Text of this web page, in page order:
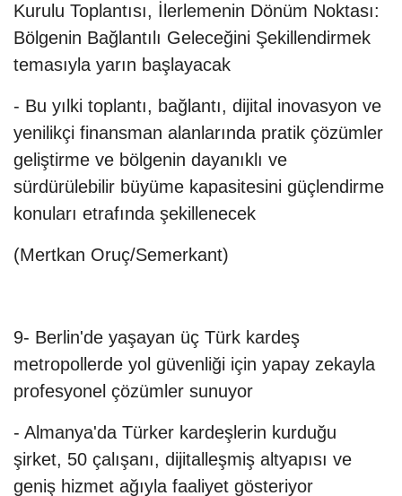
Kurulu Toplantısı, İlerlemenin Dönüm Noktası:
Bölgenin Bağlantılı Geleceğini Şekillendirmek
temasıyla yarın başlayacak
- Bu yılki toplantı, bağlantı, dijital inovasyon ve
yenilikçi finansman alanlarında pratik çözümler
geliştirme ve bölgenin dayanıklı ve
sürdürülebilir büyüme kapasitesini güçlendirme
konuları etrafında şekillenecek
(Mertkan Oruç/Semerkant)
9- Berlin'de yaşayan üç Türk kardeş
metropollerde yol güvenliği için yapay zekayla
profesyonel çözümler sunuyor
- Almanya'da Türker kardeşlerin kurduğu
şirket, 50 çalışanı, dijitalleşmiş altyapısı ve
geniş hizmet ağıyla faaliyet gösteriyor